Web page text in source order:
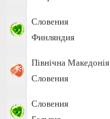
Словения
Финляндия
Північна Македонія
Словения
Словения